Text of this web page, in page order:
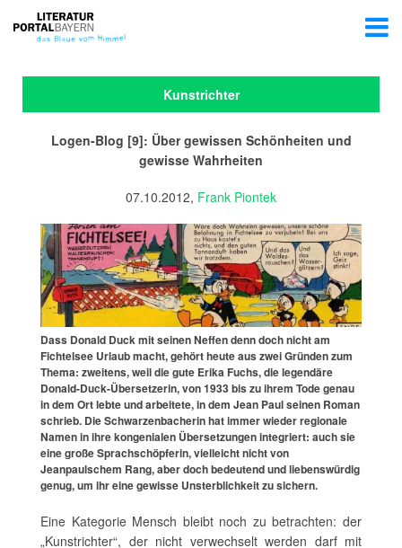
Kunstrichter
Logen-Blog [9]: Über gewissen Schönheiten und
gewisse Wahrheiten
07.10.2012, Frank Piontek
Dass Donald Duck mit seinen Neffen denn doch nicht am
Fichtelsee Urlaub macht, gehört heute aus zwei Gründen zum
Thema: zweitens, weil die gute Erika Fuchs, die legendäre
Donald-Duck-Übersetzerin, von 1933 bis zu ihrem Tode genau
in dem Ort lebte und arbeitete, in dem Jean Paul seinen Roman
schrieb. Die Schwarzenbacherin hat immer wieder regionale
Namen in ihre kongenialen Übersetzungen integriert: auch sie
eine große Sprachschöpferin, vielleicht nicht von
Jeanpaulschem Rang, aber doch bedeutend und liebenswürdig
genug, um ihr eine gewisse Unsterblichkeit zu sichern.
Eine Kategorie Mensch bleibt noch zu betrachten: der
„Kunstrichter“, der nicht verwechselt werden darf mit